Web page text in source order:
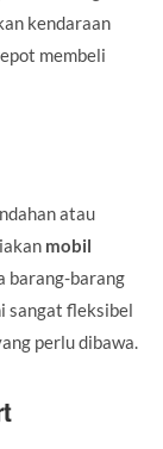
kendaraan
membeli
atau
mobil
barang-barang
sangat fleksibel
perlu dibawa.